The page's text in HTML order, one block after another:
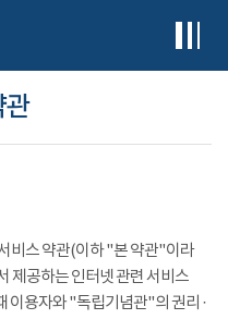
관
스 약관(이하 "본 약관"이라
제공하는 인터넷 관련 서비스
이용자와 "독립기념관"의 권리 ·